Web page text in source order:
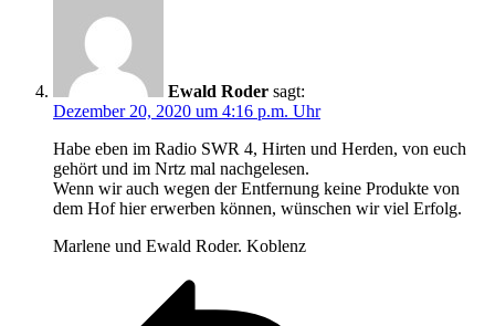
Ewald Roder sagt:
Dezember 20, 2020 um 4:16 p.m. Uhr
Habe eben im Radio SWR 4, Hirten und Herden, von euch
gehört und im Nrtz mal nachgelesen.
Wenn wir auch wegen der Entfernung keine Produkte von
dem Hof hier erwerben können, wünschen wir viel Erfolg.
Marlene und Ewald Roder. Koblenz